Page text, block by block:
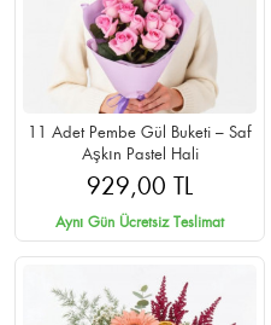
11 Adet Pembe Gül Buketi – Saf
Aşkın Pastel Hali
929,00 TL
Aynı Gün Ücretsiz Teslimat